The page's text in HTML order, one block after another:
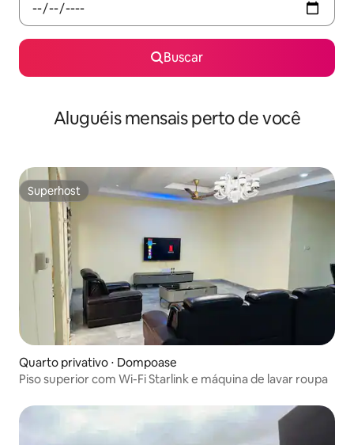
Buscar
Aluguéis mensais perto de você
Superhost
Superhost
Quarto privativo ⋅ Dompoase
Piso superior com Wi-Fi Starlink e máquina de lavar roupa